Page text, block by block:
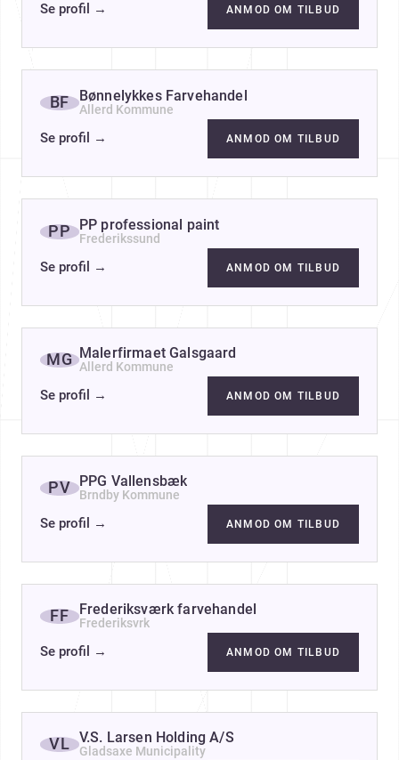
Se profil → ANMOD OM TILBUD
BF Bønnelykkes Farvehandel
Allerd Kommune
Se profil → ANMOD OM TILBUD
PP PP professional paint
Frederikssund
Se profil → ANMOD OM TILBUD
MG Malerfirmaet Galsgaard
Allerd Kommune
Se profil → ANMOD OM TILBUD
PV PPG Vallensbæk
Brndby Kommune
Se profil → ANMOD OM TILBUD
FF Frederiksværk farvehandel
Frederiksvrk
Se profil → ANMOD OM TILBUD
VL V.S. Larsen Holding A/S
Gladsaxe Municipality